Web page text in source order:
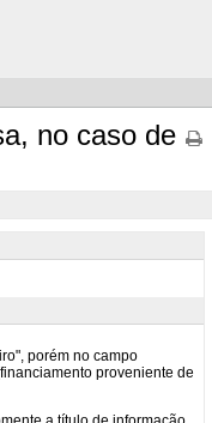
no caso de